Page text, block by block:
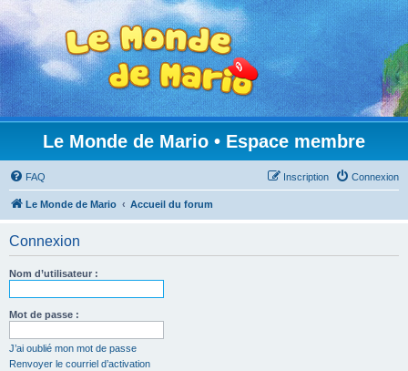
Le Monde de Mario • Espace membre
FAQ Connexion
Inscription
Le Monde de Mario Accueil du forum
Connexion
Nom d’utilisateur :
Mot de passe :
J’ai oublié mon mot de passe
Renvoyer le courriel d’activation